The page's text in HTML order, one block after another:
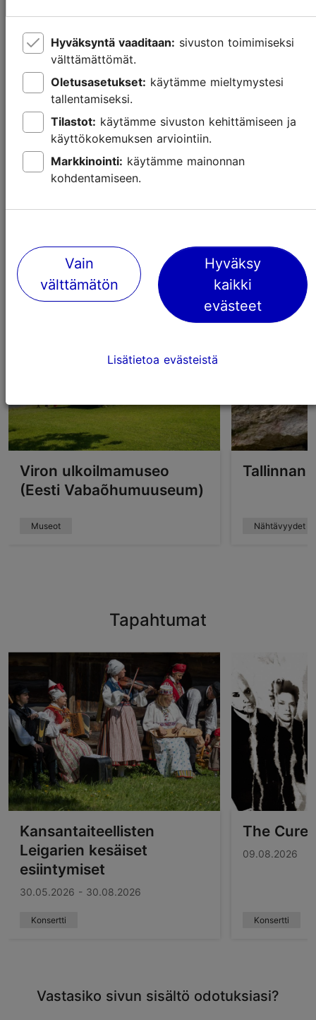
Lasten kanssa Tallinnassa – museot ja
elämyskeskukset
Lasten kanssa
Tekemistä Rocca al Maressa
Viron ulkoilmamuseo
(Eesti Vabaõhumuuseum)
Museot
Tallinnan
Nähtävyydet
Tapahtumat
Kansantaiteellisten
Leigarien kesäiset
esiintymiset
30.05.2026 - 30.08.2026
Konsertti
The Cure
09.08.2026
Konsertti
Vastasiko sivun sisältö odotuksiasi?
Hyväksyntä vaaditaan:
välttämättömät.
Oletusasetukset:
tallentamiseksi.
Tilastot:
käyttökokemuksen arviointiin.
Markkinointi:
kohdentamiseen.
Vain
välttämätön
Hyväksy
kaikki
evästeet
Lisätietoa evästeistä